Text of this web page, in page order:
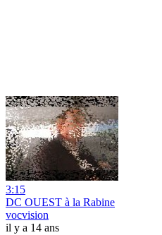
3:15
DC OUEST à la Rabine
vocvision
il y a 14 ans